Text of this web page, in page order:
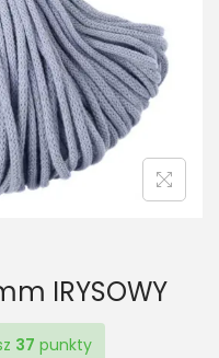
IRYSOWY
37 punkty